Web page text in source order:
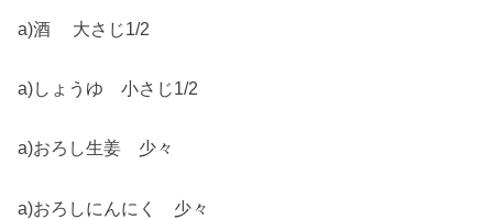
a)酒 大さじ1/2
a)しょうゆ 小さじ1/2
a)おろし生姜 少々
a)おろしにんにく 少々